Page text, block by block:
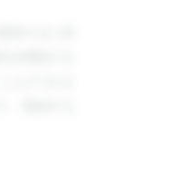
すると回
閲覧する
ができま
登録する